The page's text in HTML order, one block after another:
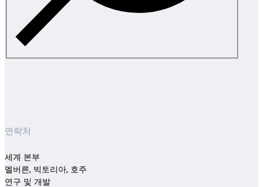
연락처
세계 본부
멜버른, 빅토리아, 호주
연구 및 개발